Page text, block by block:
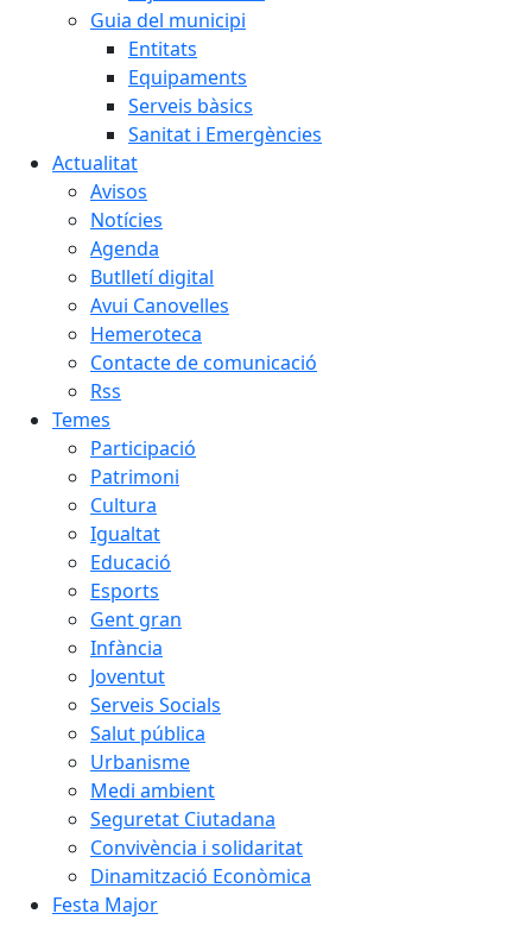
Guia del municipi
Entitats
Equipaments
Serveis bàsics
Sanitat i Emergències
Actualitat
Avisos
Notícies
Agenda
Butlletí digital
Avui Canovelles
Hemeroteca
Contacte de comunicació
Rss
Temes
Participació
Patrimoni
Cultura
Igualtat
Educació
Esports
Gent gran
Infància
Joventut
Serveis Socials
Salut pública
Urbanisme
Medi ambient
Seguretat Ciutadana
Convivència i solidaritat
Dinamització Econòmica
Festa Major